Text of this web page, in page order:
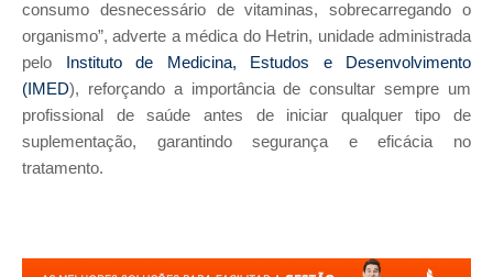
consumo desnecessário de vitaminas, sobrecarregando o
organismo”, adverte a médica do Hetrin, unidade administrada
pelo Instituto de Medicina, Estudos e Desenvolvimento
(IMED), reforçando a importância de consultar sempre um
profissional de saúde antes de iniciar qualquer tipo de
suplementação, garantindo segurança e eficácia no
tratamento.